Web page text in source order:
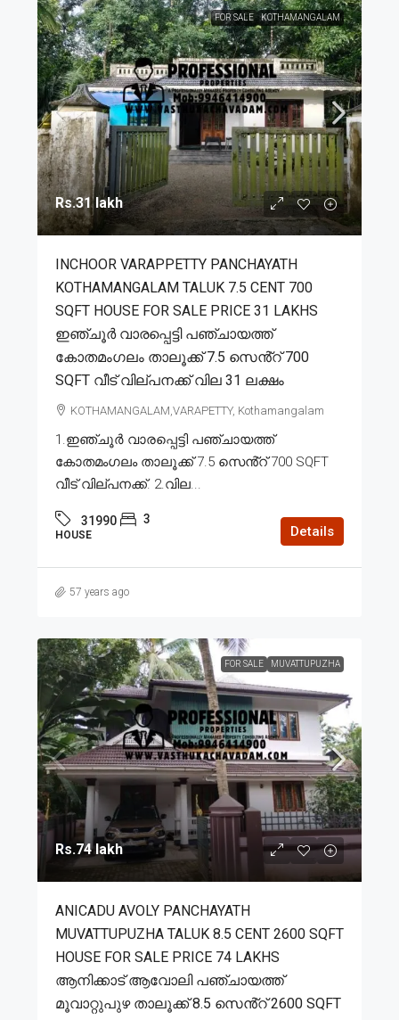
FOR SALE KOTHAMANGALAM
Rs.31 lakh
INCHOOR VARAPPETTY PANCHAYATH
KOTHAMANGALAM TALUK 7.5 CENT 700
SQFT HOUSE FOR SALE PRICE 31 LAKHS
ഇഞ്ചൂർ വാരപ്പെട്ടി പഞ്ചായത്ത്
കോതമംഗലം താലൂക്ക് 7.5 സെൻ്റ് 700
SQFT വീട് വില്പനക്ക് വില 31 ലക്ഷം
KOTHAMANGALAM,VARAPETTY, Kothamangalam
1.ഇഞ്ചൂർ വാരപ്പെട്ടി പഞ്ചായത്ത്
കോതമംഗലം താലൂക്ക് 7.5 സെൻ്റ് 700 SQFT
വീട് വില്പനക്ക്. 2.വില...
31990 3
HOUSE Details
57 years ago
FOR SALE MUVATTUPUZHA
Rs.74 lakh
ANICADU AVOLY PANCHAYATH
MUVATTUPUZHA TALUK 8.5 CENT 2600 SQFT
HOUSE FOR SALE PRICE 74 LAKHS
ആനിക്കാട് ആവോലി പഞ്ചായത്ത്
മൂവാറ്റുപുഴ താലൂക്ക് 8.5 സെൻ്റ് 2600 SQFT